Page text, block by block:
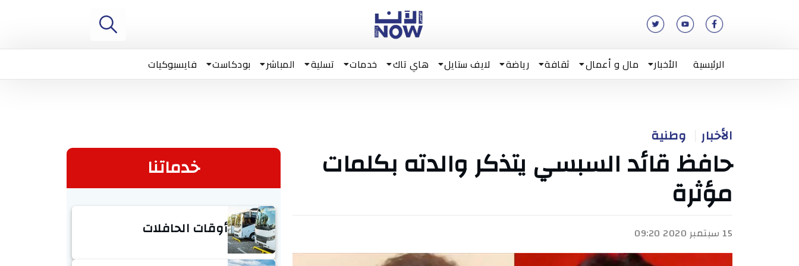
الرئيسية الأخبار مال و أعمال ثقافة رياضة لايف ستايل هاي تاك خدمات تسلية المباشر بودكاست فايسبوكيات
الأخبار وطنية
حافظ قائد السبسي يتذكر والدته بكلمات
مؤثرة
15 سبتمبر 2020 09:20
خدماتنا
أوقات الحافلات